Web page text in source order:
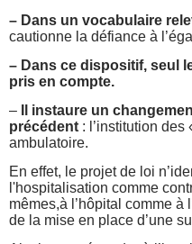
– Dans un vocabulaire
cautionne la défiance à
– Dans ce dispositif, seul
pris en compte.
– Il instaure un
précédent : l’institution
ambulatoire.
En effet, le projet de loi
l'hospitalisation comme
mêmes,à l’hôpital comme à
de la mise en place d’une